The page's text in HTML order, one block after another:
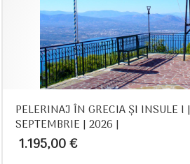
PELERINAJ ÎN GRECIA ŞI INSULE I |
SEPTEMBRIE | 2026 |
1.195,00€